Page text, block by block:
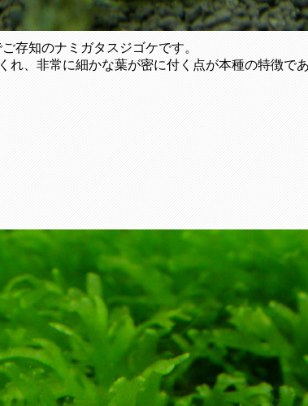
存知のナミガタスジゴケです。
れ、非常に細かな葉が密に付く点が本種の特徴で